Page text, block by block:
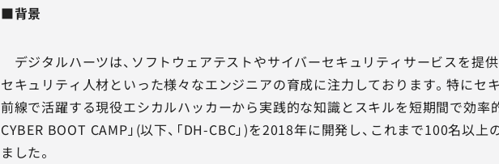
■背景
デジタルハーツは、ソフトウェアテストやサイバーセキュリティサービスを提
セキュリティ人材といった様々なエンジニアの育成に注力しております。特にセ
前線で活躍する現役エシカルハッカーから実践的な知識とスキルを短期間で効率
CYBER BOOT CAMP」(以下、「DH-CBC」)を2018年に開発し、これまで100名以
ました。